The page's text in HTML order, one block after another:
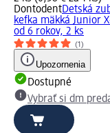
DontodentDetská
kefka mäkká Junior
od 6 rokov, 2 ks
(1)
Upozornenia
Dostupné
Vybrať si dm